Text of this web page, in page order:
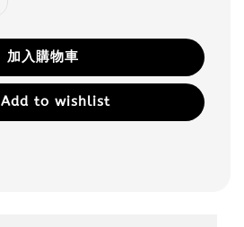
加入購物車
Add to wishlist